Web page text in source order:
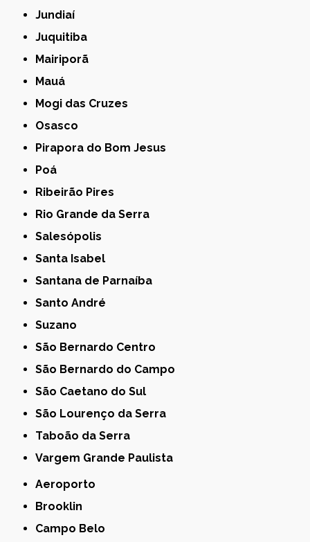
Jundiaí
Juquitiba
Mairiporã
Mauá
Mogi das Cruzes
Osasco
Pirapora do Bom Jesus
Poá
Ribeirão Pires
Rio Grande da Serra
Salesópolis
Santa Isabel
Santana de Parnaíba
Santo André
Suzano
São Bernardo Centro
São Bernardo do Campo
São Caetano do Sul
São Lourenço da Serra
Taboão da Serra
Vargem Grande Paulista
Aeroporto
Brooklin
Campo Belo